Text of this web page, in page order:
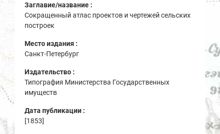
Заглавие/название :
Сокращенный атлас проектов и чертежей сельских
построек
Место издания :
Санкт-Петербург
Издательство :
Типография Министерства Государственных
имуществ
Дата публикации :
[1853]